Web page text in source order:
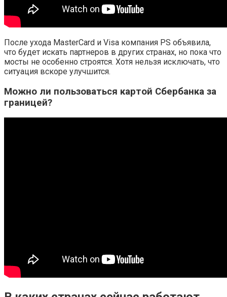
После ухода MasterCard и Visa компания PS объявила,
что будет искать партнеров в других странах, но пока что
мосты не особенно строятся. Хотя нельзя исключать, что
ситуация вскоре улучшится.
Можно ли пользоваться картой Сбербанка за
границей?